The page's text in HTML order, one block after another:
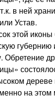
в ней
Устав.
этой иконы
губернию
Обретение
дереве
на этом